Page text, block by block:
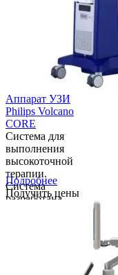
Аппарат УЗИ
Philips Volcano
CORE
Cистема для
выполнения
высокоточной
терапии.
Система
разработана
Подробнее
Получить цены